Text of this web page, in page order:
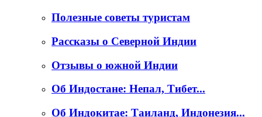
Полезные советы туристам
Рассказы о Северной Индии
Отзывы о южной Индии
Об Индостане: Непал, Тибет...
Об Индокитае: Таиланд, Индонезия...